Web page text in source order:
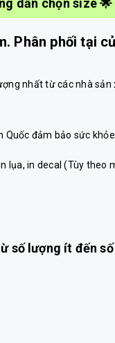
dẫn chọn size 🌟
Phân phối tại
nhất từ các nhà sản
Quốc đảm bảo sức
lụa, in decal (Tùy theo
số lượng ít đến